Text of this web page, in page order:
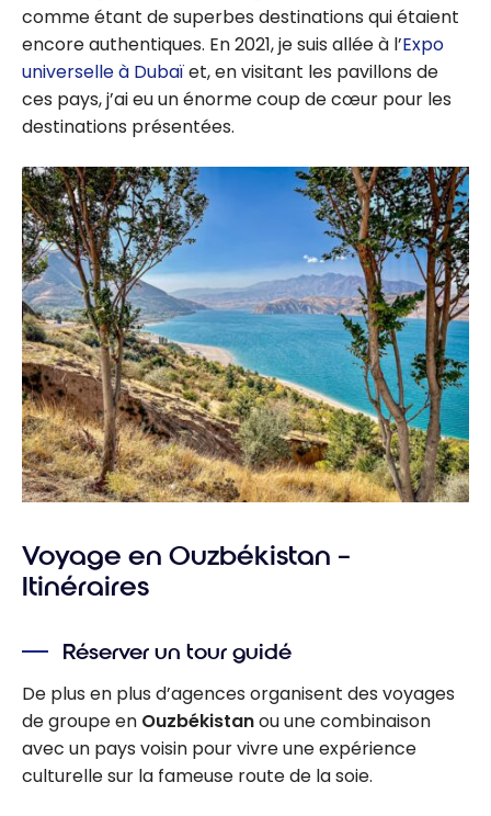
comme étant de superbes destinations qui étaient
encore authentiques. En 2021, je suis allée à l’Expo
universelle à Dubaïet, en visitant les pavillons de
ces pays, j’ai eu un énorme coup de cœur pour les
destinations présentées.
Voyage en Ouzbékistan –
Itinéraires
Réserver un tour guidé
De plus en plus d’agences organisent des voyages
de groupe en Ouzbékistanou une combinaison
avec un pays voisin pour vivre une expérience
culturelle sur la fameuse route de la soie.